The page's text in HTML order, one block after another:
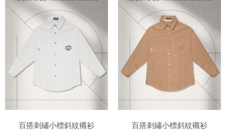
百搭刺繡小標斜紋襯衫
百搭刺繡小標斜紋襯衫